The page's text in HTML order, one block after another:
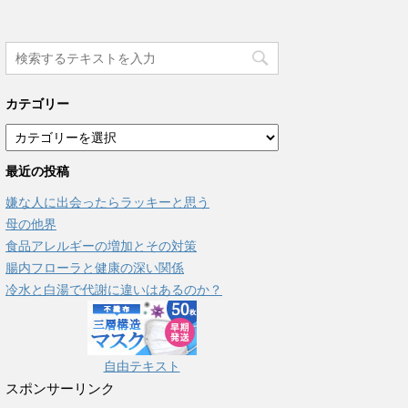
カテゴリー
カ
テ
ゴ
リ
ー
最近の投稿
嫌な人に出会ったらラッキーと思う
母の他界
食品アレルギーの増加とその対策
腸内フローラと健康の深い関係
冷水と白湯で代謝に違いはあるのか？
自由テキスト
スポンサーリンク